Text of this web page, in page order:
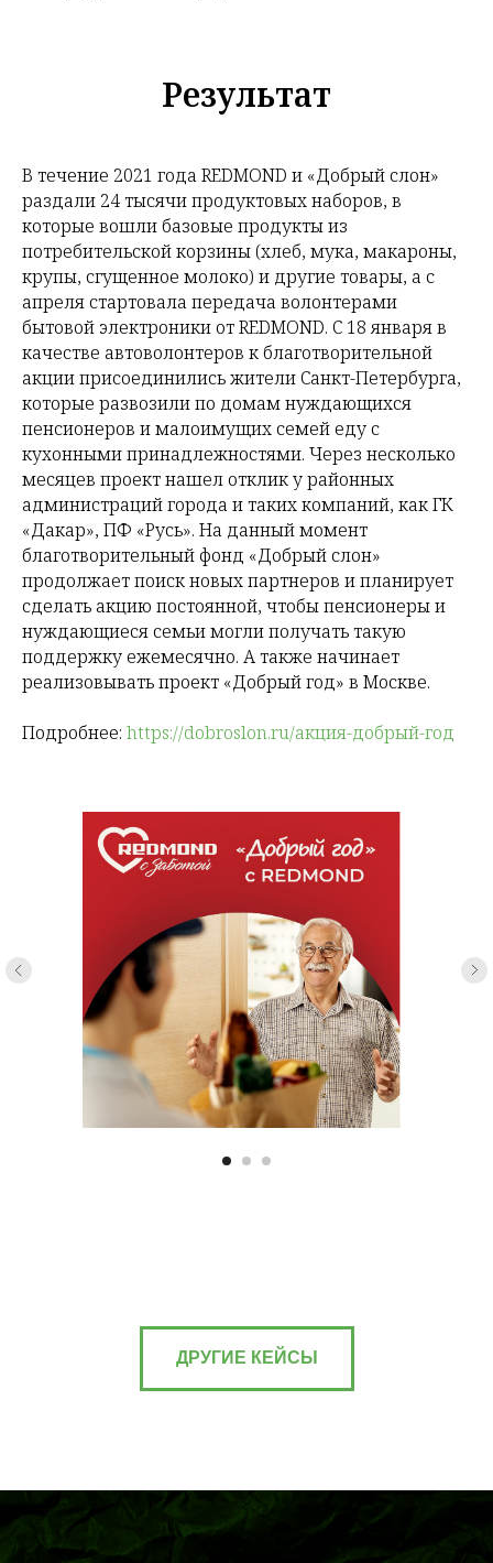
Результат
В течение 2021 года REDMOND и «Добрый слон»
раздали 24 тысячи продуктовых наборов, в
которые вошли базовые продукты из
потребительской корзины (хлеб, мука, макароны,
крупы, сгущенное молоко) и другие товары, а с
апреля стартовала передача волонтерами
бытовой электроники от REDMOND. С 18 января в
качестве автоволонтеров к благотворительной
акции присоединились жители Санкт-Петербурга,
которые развозили по домам нуждающихся
пенсионеров и малоимущих семей еду с
кухонными принадлежностями. Через несколько
месяцев проект нашел отклик у районных
администраций города и таких компаний, как ГК
«Дакар», ПФ «Русь». На данный момент
благотворительный фонд «Добрый слон»
продолжает поиск новых партнеров и планирует
сделать акцию постоянной, чтобы пенсионеры и
нуждающиеся семьи могли получать такую
поддержку ежемесячно. А также начинает
реализовывать проект «Добрый год» в Москве.
Подробнее: https://dobroslon.ru/акция-добрый-год
ДРУГИЕ КЕЙСЫ